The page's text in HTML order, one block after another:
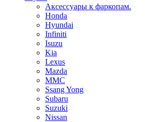
Аксессуары к фаркопам.
Honda
Hyundai
Infiniti
Isuzu
Kia
Lexus
Mazda
MMC
Ssang Yong
Subaru
Suzuki
Nissan